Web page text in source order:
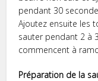
pendant 30
Ajoutez ensuite les
sauter pendant 2 à
commencent à
Préparation de la